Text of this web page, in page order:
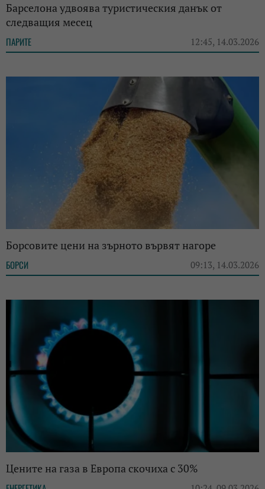
Барселона удвоява туристическия данък от
следващия месец
ПАРИТЕ 12:45, 14.03.2026
Борсовите цени на зърното вървят нагоре
БОРСИ 09:13, 14.03.2026
Цените на газа в Европа скочиха с 30%